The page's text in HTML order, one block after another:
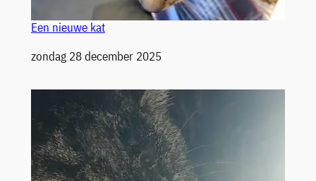
Een nieuwe kat
Datum
zondag 28 december 2025